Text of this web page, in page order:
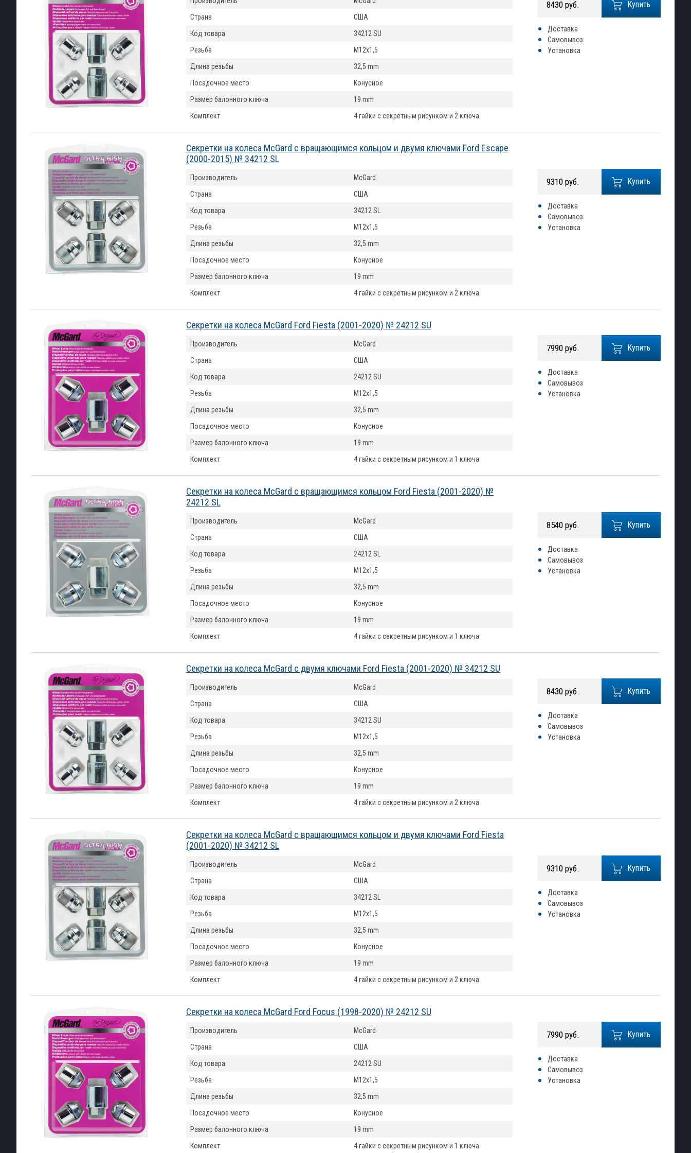
Купить
8430 руб.
Доставка
Самовывоз
Установка
Страна
США
Код товара
34212 SU
Резьба
M12x1,5
Длина резьбы
32,5 mm
Посадочное место
Конусное
Размер балонного ключа
19 mm
Комплект
4 гайки с секретным рисунком и 2 ключа
Секретки на колеса McGard с вращающимся кольцом и двумя ключами Ford Escape
(2000-2015) № 34212 SL
Купить
9310 руб.
Доставка
Самовывоз
Установка
Производитель
McGard
Страна
США
Код товара
34212 SL
Резьба
M12x1,5
Длина резьбы
32,5 mm
Посадочное место
Конусное
Размер балонного ключа
19 mm
Комплект
4 гайки с секретным рисунком и 2 ключа
Секретки на колеса McGard Ford Fiesta (2001-2020) № 24212 SU
Купить
7990 руб.
Доставка
Самовывоз
Установка
Производитель
McGard
Страна
США
Код товара
24212 SU
Резьба
M12x1,5
Длина резьбы
32,5 mm
Посадочное место
Конусное
Размер балонного ключа
19 mm
Комплект
4 гайки с секретным рисунком и 1 ключа
Секретки на колеса McGard с вращающимся кольцом Ford Fiesta (2001-2020) №
24212 SL
Купить
8540 руб.
Доставка
Самовывоз
Установка
Производитель
McGard
Страна
США
Код товара
24212 SL
Резьба
M12x1,5
Длина резьбы
32,5 mm
Посадочное место
Конусное
Размер балонного ключа
19 mm
Комплект
4 гайки с секретным рисунком и 1 ключа
Секретки на колеса McGard с двумя ключами Ford Fiesta (2001-2020) № 34212 SU
Купить
8430 руб.
Доставка
Самовывоз
Установка
Производитель
McGard
Страна
США
Код товара
34212 SU
Резьба
M12x1,5
Длина резьбы
32,5 mm
Посадочное место
Конусное
Размер балонного ключа
19 mm
Комплект
4 гайки с секретным рисунком и 2 ключа
Секретки на колеса McGard с вращающимся кольцом и двумя ключами Ford Fiesta
(2001-2020) № 34212 SL
Купить
9310 руб.
Доставка
Самовывоз
Установка
Производитель
McGard
Страна
США
Код товара
34212 SL
Резьба
M12x1,5
Длина резьбы
32,5 mm
Посадочное место
Конусное
Размер балонного ключа
19 mm
Комплект
4 гайки с секретным рисунком и 2 ключа
Секретки на колеса McGard Ford Focus (1998-2020) № 24212 SU
Купить
7990 руб.
Доставка
Самовывоз
Установка
Производитель
McGard
Страна
США
Код товара
24212 SU
Резьба
M12x1,5
Длина резьбы
32,5 mm
Посадочное место
Конусное
Размер балонного ключа
19 mm
Комплект
4 гайки с секретным рисунком и 1 ключа